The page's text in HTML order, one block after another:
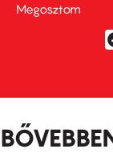
Megosztom